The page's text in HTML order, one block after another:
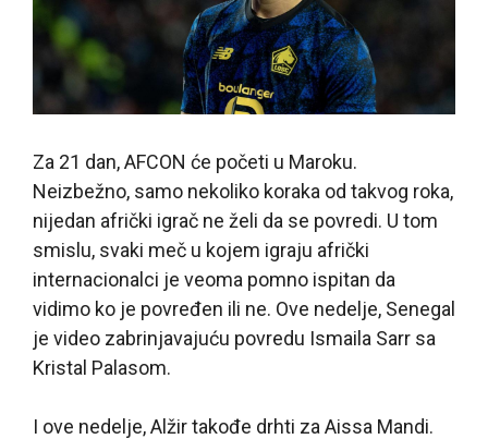
Za 21 dan, AFCON će početi u Maroku.
Neizbežno, samo nekoliko koraka od takvog roka,
nijedan afrički igrač ne želi da se povredi. U tom
smislu, svaki meč u kojem igraju afrički
internacionalci je veoma pomno ispitan da
vidimo ko je povređen ili ne. Ove nedelje, Senegal
je video zabrinjavajuću povredu Ismaila Sarr sa
Kristal Palasom.
I ove nedelje, Alžir takođe drhti za Aissa Mandi.